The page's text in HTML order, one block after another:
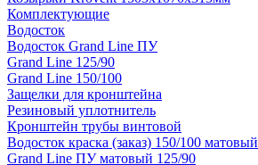
Комплектующие
Водосток
Водосток Grand Line ПУ
Grand Line 125/90
Grand Line 150/100
Защелки для кронштейна
Резиновый уплотнитель
Кронштейн трубы винтовой
Водосток краска (заказ) 150/100 матовый
Grand Line ПУ матовый 125/90